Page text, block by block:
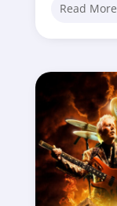
Read More